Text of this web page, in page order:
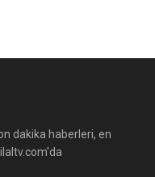
dakika haberleri, en